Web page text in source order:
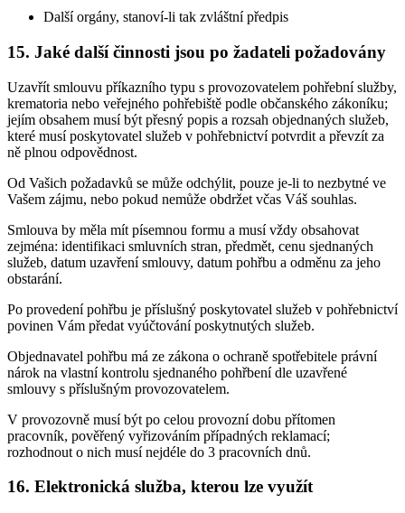
Další orgány, stanoví-li tak zvláštní předpis
15. Jaké další činnosti jsou po žadateli požadovány
Uzavřít smlouvu příkazního typu s provozovatelem pohřební služby,
krematoria nebo veřejného pohřebiště podle občanského zákoníku;
jejím obsahem musí být přesný popis a rozsah objednaných služeb,
které musí poskytovatel služeb v pohřebnictví potvrdit a převzít za
ně plnou odpovědnost.
Od Vašich požadavků se může odchýlit, pouze je-li to nezbytné ve
Vašem zájmu, nebo pokud nemůže obdržet včas Váš souhlas.
Smlouva by měla mít písemnou formu a musí vždy obsahovat
zejména: identifikaci smluvních stran, předmět, cenu sjednaných
služeb, datum uzavření smlouvy, datum pohřbu a odměnu za jeho
obstarání.
Po provedení pohřbu je příslušný poskytovatel služeb v pohřebnictví
povinen Vám předat vyúčtování poskytnutých služeb.
Objednavatel pohřbu má ze zákona o ochraně spotřebitele právní
nárok na vlastní kontrolu sjednaného pohřbení dle uzavřené
smlouvy s příslušným provozovatelem.
V provozovně musí být po celou provozní dobu přítomen
pracovník, pověřený vyřizováním případných reklamací;
rozhodnout o nich musí nejdéle do 3 pracovních dnů.
16. Elektronická služba, kterou lze využít